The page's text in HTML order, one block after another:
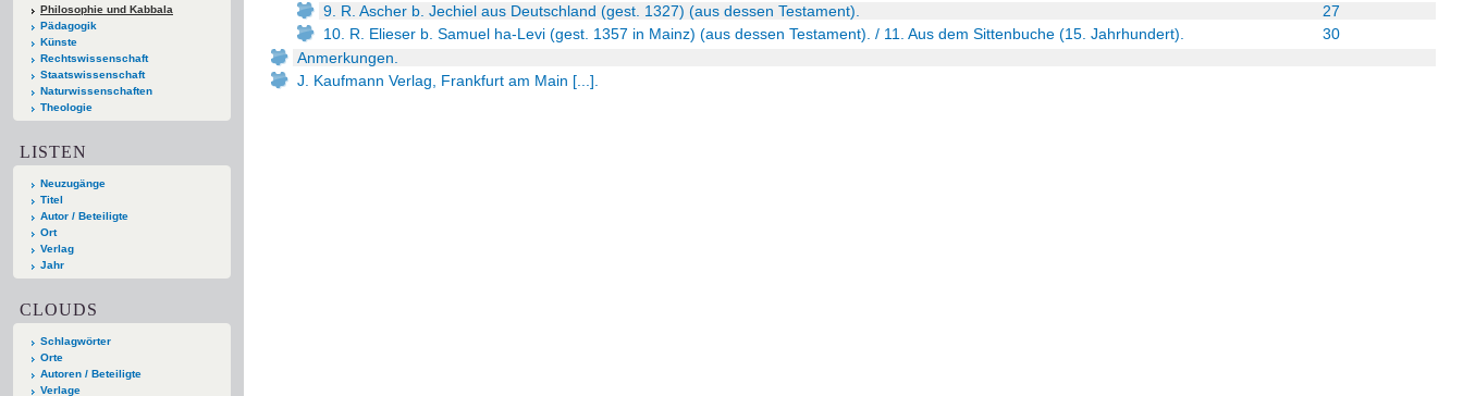
Philosophie und Kabbala
Pädagogik
Künste
Rechtswissenschaft
Staatswissenschaft
Naturwissenschaften
Theologie
LISTEN
Neuzugänge
Titel
Autor / Beteiligte
Ort
Verlag
Jahr
CLOUDS
Schlagwörter
Orte
Autoren / Beteiligte
Verlage
27
9. R. Ascher b. Jechiel aus Deutschland (gest. 1327) (aus dessen Testament).
30
10. R. Elieser b. Samuel ha-Levi (gest. 1357 in Mainz) (aus dessen Testament). / 11. Aus dem Sittenbuche (15. Jahrhundert).
Anmerkungen.
J. Kaufmann Verlag, Frankfurt am Main [...].